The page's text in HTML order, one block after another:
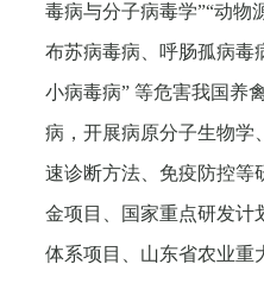
毒病与分子病毒学”“动物
布苏病毒病、呼肠孤病毒
小病毒病” 等危害我国养
病，开展病原分子生物学
速诊断方法、免疫防控等
金项目、国家重点研发计
体系项目、山东省农业重